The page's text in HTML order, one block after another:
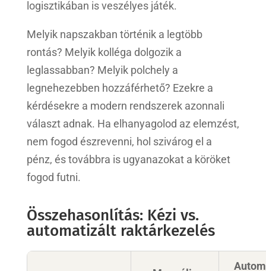
logisztikában is veszélyes játék.
Melyik napszakban történik a legtöbb
rontás? Melyik kolléga dolgozik a
leglassabban? Melyik polchely a
legnehezebben hozzáférhető? Ezekre a
kérdésekre a modern rendszerek azonnali
választ adnak. Ha elhanyagolod az elemzést,
nem fogod észrevenni, hol szivárog el a
pénz, és továbbra is ugyanazokat a köröket
fogod futni.
Összehasonlítás: Kézi vs.
automatizált raktárkezelés